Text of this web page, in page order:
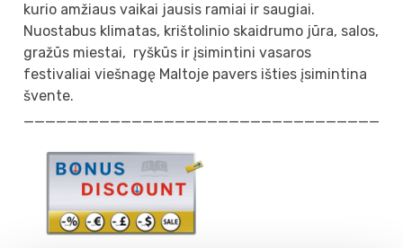
kurio amžiaus vaikai jausis ramiai ir saugiai.
Nuostabus klimatas, krištolinio skaidrumo jūra, salos,
gražūs miestai, ryškūs ir įsimintini vasaros
festivaliai viešnagę Maltoje pavers išties įsimintina
švente.
__________________________________